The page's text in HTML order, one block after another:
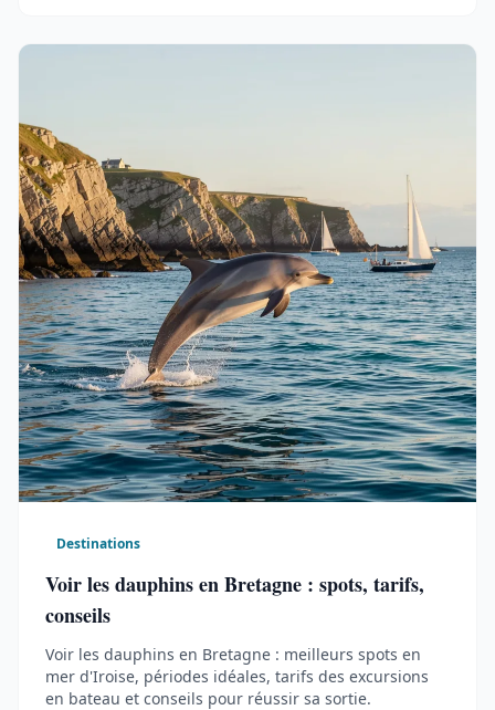
Destinations
Voir les dauphins en Bretagne : spots, tarifs,
conseils
Voir les dauphins en Bretagne : meilleurs spots en
mer d'Iroise, périodes idéales, tarifs des excursions
en bateau et conseils pour réussir sa sortie.